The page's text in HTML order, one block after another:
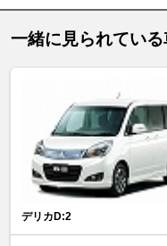
一緒に見られてい
デリカD:2